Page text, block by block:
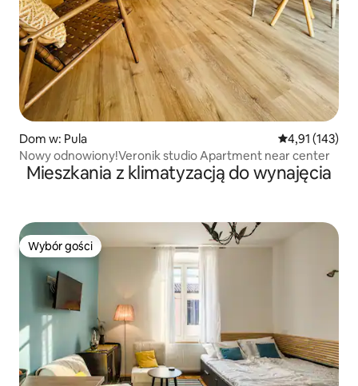
Dom w: Pula Średnia
4,91 (143)
Nowy odnowiony!Veronik studio Apartment near center
Mieszkania z klimatyzacją do wynajęcia
Wybór gości
Wybór gości